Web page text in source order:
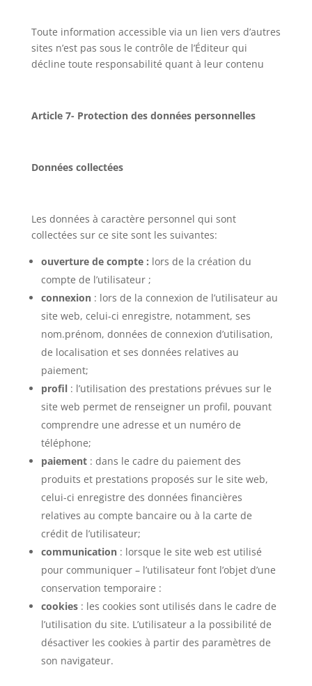
Toute information accessible via un lien vers d’autres
sites n’est pas sous le contrôle de l’Éditeur qui
décline toute responsabilité quant à leur contenu
Article 7- Protection des données personnelles
Données collectées
Les données à caractère personnel qui sont
collectées sur ce site sont les suivantes:
ouverture de compte : lors de la création du
compte de l’utilisateur ;
connexion : lors de la connexion de l’utilisateur au
site web, celui-ci enregistre, notamment, ses
nom.prénom, données de connexion d’utilisation,
de localisation et ses données relatives au
paiement;
profil : l’utilisation des prestations prévues sur le
site web permet de renseigner un profil, pouvant
comprendre une adresse et un numéro de
téléphone;
paiement : dans le cadre du paiement des
produits et prestations proposés sur le site web,
celui-ci enregistre des données financières
relatives au compte bancaire ou à la carte de
crédit de l’utilisateur;
communication : lorsque le site web est utilisé
pour communiquer – l’utilisateur font l’objet d’une
conservation temporaire :
cookies : les cookies sont utilisés dans le cadre de
l’utilisation du site. L’utilisateur a la possibilité de
désactiver les cookies à partir des paramètres de
son navigateur.